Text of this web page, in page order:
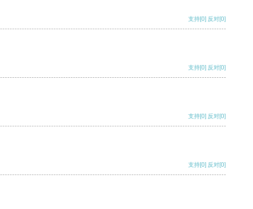
支持[0] 反对[0]
支持[0] 反对[0]
支持[0] 反对[0]
支持[0] 反对[0]